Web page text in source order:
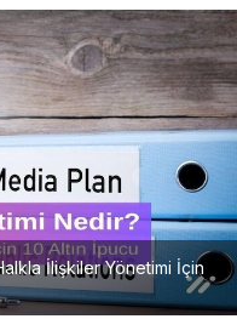
eti
mi
İçin
10
Altı
n
İpu
cu
İlişkiler Yönetimi İçin